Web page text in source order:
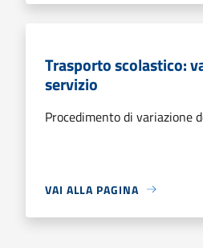
Trasporto scolastico:
servizio
Procedimento di variazione
VAI ALLA PAGINA